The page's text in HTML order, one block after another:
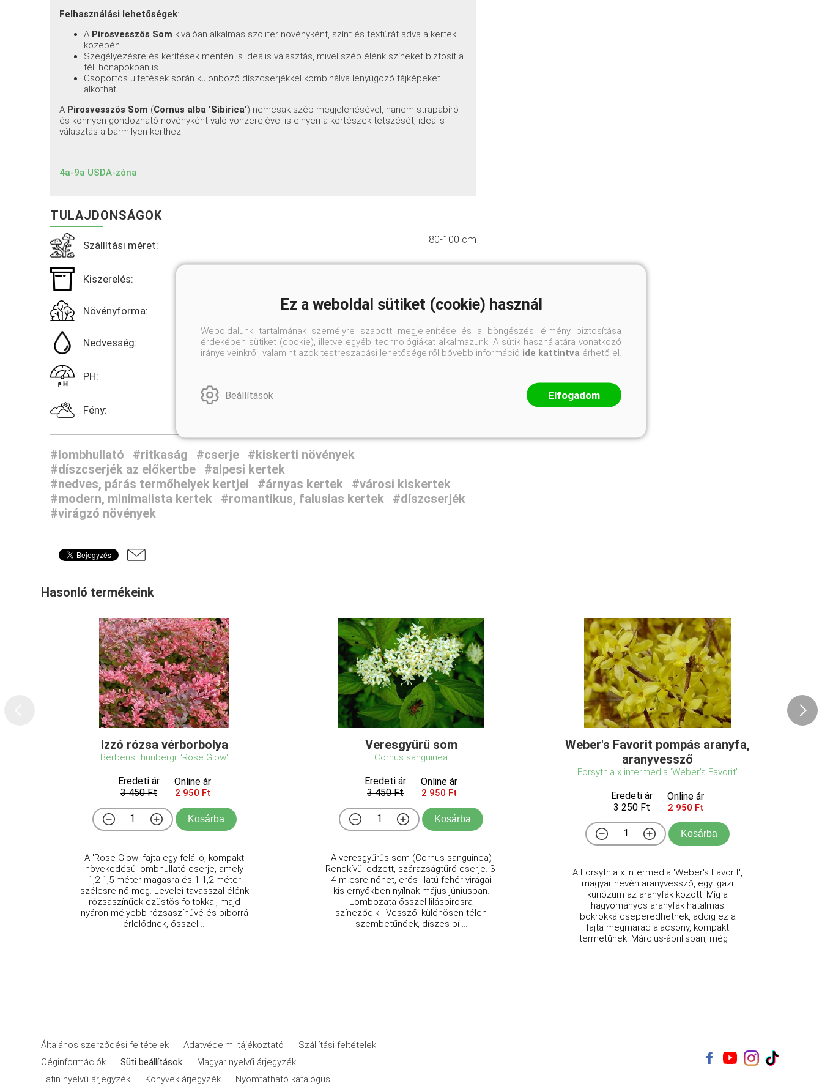
Felhasználási lehetőségek:
A Pirosvesszős Som kiválóan alkalmas szoliter növényként, színt és textúrát adva a kertek
közepén.
Szegélyezésre és kerítések mentén is ideális választás, mivel szép élénk színeket biztosít a
téli hónapokban is.
Csoportos ültetések során különböző díszcserjékkel kombinálva lenyűgöző tájképeket
alkothat.
A Pirosvesszős Som (Cornus alba 'Sibirica') nemcsak szép megjelenésével, hanem strapabíró
és könnyen gondozható növényként való vonzerejével is elnyeri a kertészek tetszését, ideális
választás a bármilyen kerthez.
4a-9a USDA-zóna
TULAJDONSÁGOK
Szállítási méret: 80-100 cm
Kiszerelés:
Növényforma: Gömb
Nedvesség: Átlagos vízigényű
PH:
Fény:
#lombhullató #ritkaság #cserje
#kiskerti növények
#díszcserjék az előkertbe
#alpesi kertek
#nedves, párás termőhelyek kertjei
#árnyas kertek
#városi kiskertek
#modern, minimalista kertek
#romantikus, falusias kertek
#díszcserjék
#virágzó növények
Hasonló termékeink
Izzó rózsa vérborbolya
Berberis thunbergii 'Rose Glow'
Eredeti ár
3 450 Ft
Online ár
2 950 Ft
Kosárba
A 'Rose Glow' fajta egy felálló, kompakt
növekedésű lombhullató cserje, amely
1,2-1,5 méter magasra és 1-1,2 méter
szélesre nő meg. Levelei tavasszal élénk
rózsaszínűek ezüstös foltokkal, majd
nyáron mélyebb rózsaszínűvé és bíborrá
érlelődnek, ősszel ...
Veresgyűrű som
Cornus sanguinea
Eredeti ár
3 450 Ft
Online ár
2 950 Ft
Kosárba
A veresgyűrűs som (Cornus sanguinea)
Rendkívül edzett, szárazságtűrő cserje. 3-
4 m-esre nőhet, erős illatú fehér virágai
kis ernyőkben nyílnak május-júniusban.
Lombozata ősszel liláspirosra
színeződik. Vesszői különösen télen
szembetűnőek, díszes bí ...
Weber's Favorit pompás aranyfa,
aranyvessző
Forsythia x intermedia 'Weber's Favorit'
Eredeti ár
3 250 Ft
Online ár
2 950 Ft
Kosárba
A Forsythia x intermedia 'Weber's Favorit',
magyar nevén aranyvessző, egy igazi
kuriózum az aranyfák között. Míg a
hagyományos aranyfák hatalmas
bokrokká cseperedhetnek, addig ez a
fajta megmarad alacsony, kompakt
termetűnek. Március-áprilisban, még ...
Általános szerződési feltételek Adatvédelmi tájékoztató
Szállítási feltételek
Céginformációk
Süti beállítások
Magyar nyelvű árjegyzék
Latin nyelvű árjegyzék
Könyvek árjegyzék Nyomtatható katalógus
Ez a weboldal sütiket (cookie) használ
Weboldalunk tartalmának személyre szabott megjelenítése és a böngészési élmény biztosítása
érdekében sütiket (cookie), illetve egyéb technológiákat alkalmazunk. A sütik használatára vonatkozó
irányelveinkről, valamint azok testreszabási lehetőségeiről bővebb információ ide kattintva érhető el.
Beállítások Elfogadom